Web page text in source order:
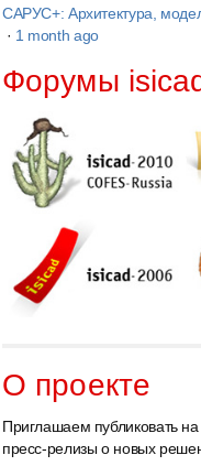
САРУС+: Архитектура,
· 1 month ago
Форумы
О проекте
Приглашаем публиковать на
пресс-релизы о новых